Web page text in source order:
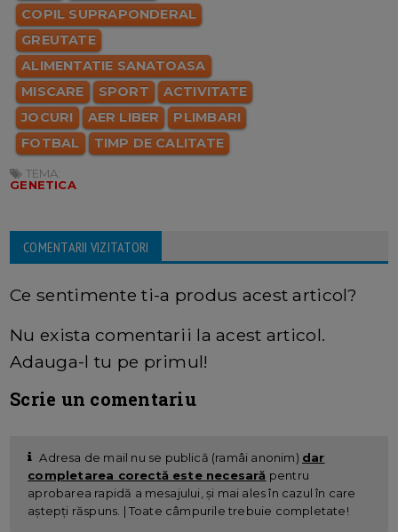
COPIL SUPRAPONDERAL
GREUTATE
ALIMENTATIE SANATOASA
MISCARE
SPORT
ACTIVITATE
JOCURI
AER LIBER
PLIMBARI
FOTBAL
TIMP DE CALITATE
TEMA:
GENETICA
COMENTARII VIZITATORI
Ce sentimente ti-a produs acest articol?
Nu exista comentarii la acest articol.
Adauga-l tu pe primul!
Scrie un comentariu
Adresa de mail nu se publică (ramâi anonim) dar
completarea corectă este necesară pentru
aprobarea rapidă a mesajului, și mai ales în cazul în care
aștepți răspuns. | Toate câmpurile trebuie completate!